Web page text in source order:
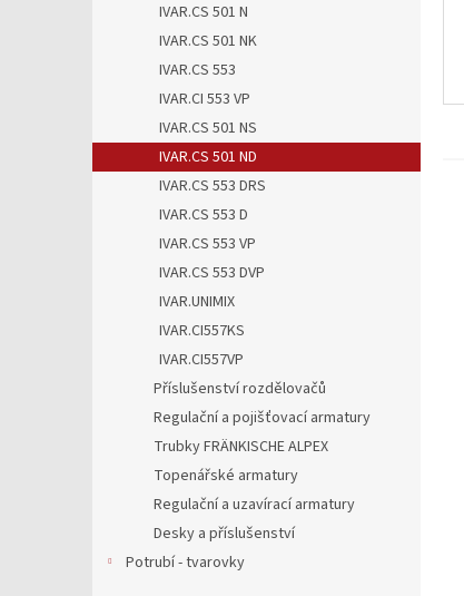
IVAR.CS 501 N
IVAR.CS 501 NK
IVAR.CS 553
IVAR.CI 553 VP
IVAR.CS 501 NS
IVAR.CS 501 ND
IVAR.CS 553 DRS
IVAR.CS 553 D
IVAR.CS 553 VP
IVAR.CS 553 DVP
IVAR.UNIMIX
IVAR.CI557KS
IVAR.CI557VP
Příslušenství rozdělovačů
Regulační a pojišťovací armatury
Trubky FRÄNKISCHE ALPEX
Topenářské armatury
Regulační a uzavírací armatury
Desky a příslušenství
Potrubí - tvarovky